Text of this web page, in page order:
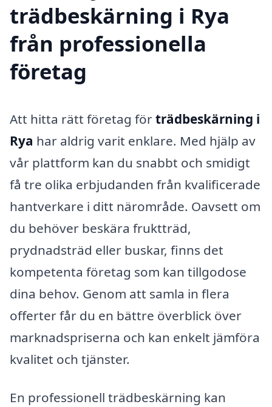
trädbeskärning i Rya
från professionella
företag
Att hitta rätt företag förträdbeskärning i
Rya har aldrig varit enklare. Med hjälp av
vår plattform kan du snabbt och smidigt
få tre olika erbjudanden från kvalificerade
hantverkare i ditt närområde. Oavsett om
du behöver beskära fruktträd,
prydnadsträd eller buskar, finns det
kompetenta företag som kan tillgodose
dina behov. Genom att samla in flera
offerter får du en bättre överblick över
marknadspriserna och kan enkelt jämföra
kvalitet och tjänster.
En professionell trädbeskärning kan